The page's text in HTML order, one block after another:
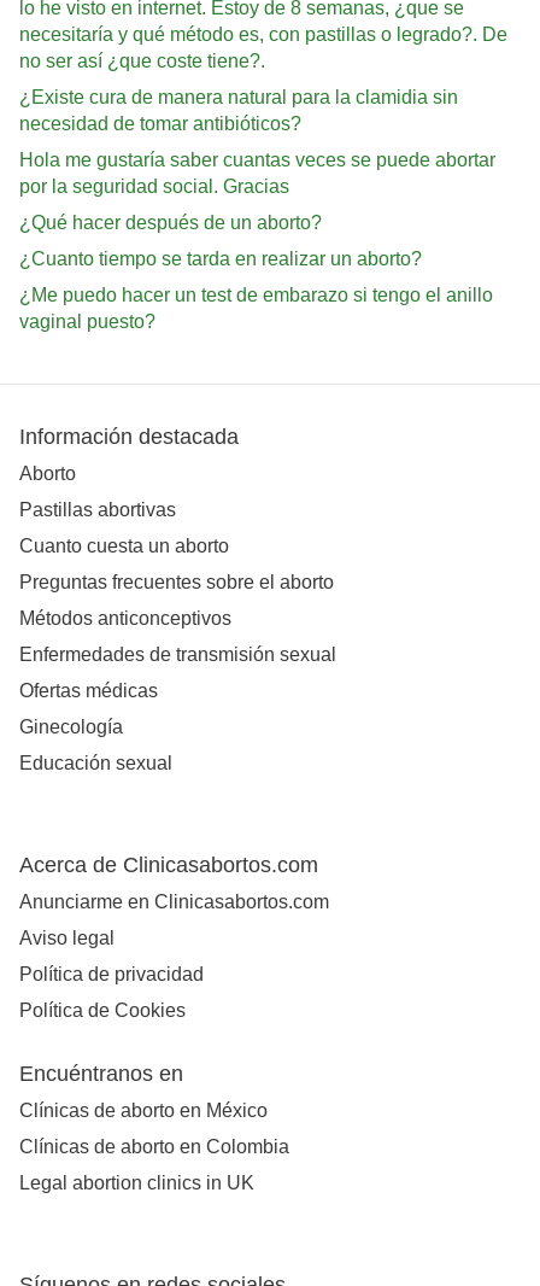
lo he visto en internet. Estoy de 8 semanas, ¿que se
necesitaría y qué método es, con pastillas o legrado?. De
no ser así ¿que coste tiene?.
¿Existe cura de manera natural para la clamidia sin
necesidad de tomar antibióticos?
Hola me gustaría saber cuantas veces se puede abortar
por la seguridad social. Gracias
¿Qué hacer después de un aborto?
¿Cuanto tiempo se tarda en realizar un aborto?
¿Me puedo hacer un test de embarazo si tengo el anillo
vaginal puesto?
Información destacada
Aborto
Pastillas abortivas
Cuanto cuesta un aborto
Preguntas frecuentes sobre el aborto
Métodos anticonceptivos
Enfermedades de transmisión sexual
Ofertas médicas
Ginecología
Educación sexual
Acerca de Clinicasabortos.com
Anunciarme en Clinicasabortos.com
Aviso legal
Política de privacidad
Política de Cookies
Encuéntranos en
Clínicas de aborto en México
Clínicas de aborto en Colombia
Legal abortion clinics in UK